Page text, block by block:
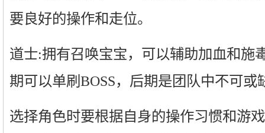
要良好的操作和走位。
道士:拥有召唤宝宝，可以辅助加血和施
期可以单刷BOSS，后期是团队中不可或
选择角色时要根据自身的操作习惯和游